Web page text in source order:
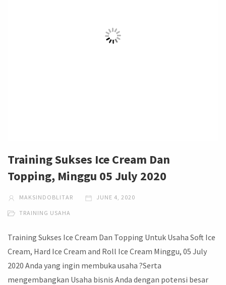
Training Sukses Ice Cream Dan
Topping, Minggu 05 July 2020
MAKSINDOBLITAR JUNE 4, 2020
TRAINING USAHA
Training Sukses Ice Cream Dan Topping Untuk Usaha Soft Ice
Cream, Hard Ice Cream and Roll Ice Cream Minggu, 05 July
2020 Anda yang ingin membuka usaha ?Serta
mengembangkan Usaha bisnis Anda dengan potensi besar